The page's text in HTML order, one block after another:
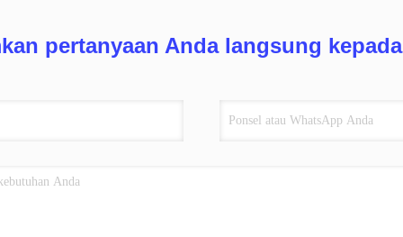
pertanyaan Anda langsung